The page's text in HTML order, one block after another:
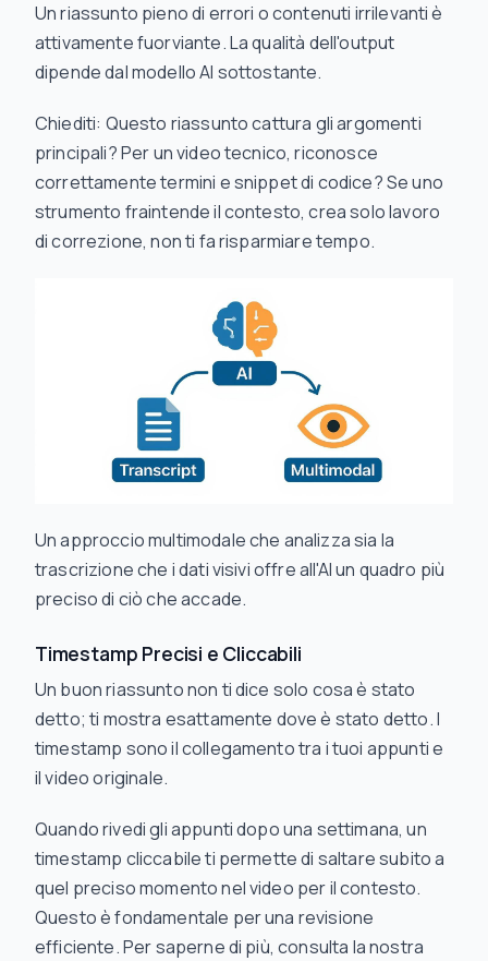
Un riassunto pieno di errori o contenuti irrilevanti è
attivamente fuorviante. La qualità dell'output
dipende dal modello AI sottostante.
Chiediti: Questo riassunto cattura gli argomenti
principali? Per un video tecnico, riconosce
correttamente termini e snippet di codice? Se uno
strumento fraintende il contesto, crea solo lavoro
di correzione, non ti fa risparmiare tempo.
Un approccio multimodale che analizza sia la
trascrizione che i dati visivi offre all'AI un quadro più
preciso di ciò che accade.
Timestamp Precisi e Cliccabili
Un buon riassunto non ti dice solo cosaè stato
detto; ti mostra esattamente doveè stato detto. I
timestamp sono il collegamento tra i tuoi appunti e
il video originale.
Quando rivedi gli appunti dopo una settimana, un
timestamp cliccabile ti permette di saltare subito a
quel preciso momento nel video per il contesto.
Questo è fondamentale per una revisione
efficiente. Per saperne di più, consulta la nostra